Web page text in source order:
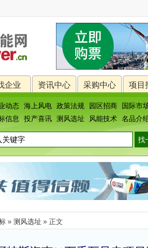
企业 资讯中心 采购中心 项目
动态 海上风电 政策法规 园区招商
国际市
信息 投产喜讯 测风选址 风能技术 名品介
» 测风选址 » 正文